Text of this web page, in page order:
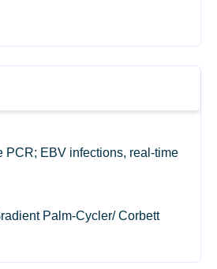
EBV infections, real-time
Palm-Cycler/ Corbett